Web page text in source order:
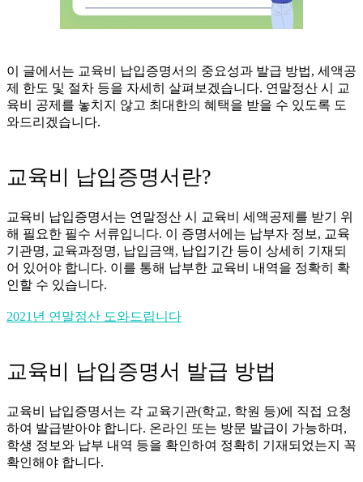
이 글에서는 교육비 납입증명서의 중요성과 발급 방법, 세액공
제 한도 및 절차 등을 자세히 살펴보겠습니다. 연말정산 시 교
육비 공제를 놓치지 않고 최대한의 혜택을 받을 수 있도록 도
와드리겠습니다.
교육비 납입증명서란?
교육비 납입증명서는 연말정산 시 교육비 세액공제를 받기 위
해 필요한 필수 서류입니다. 이 증명서에는 납부자 정보, 교육
기관명, 교육과정명, 납입금액, 납입기간 등이 상세히 기재되
어 있어야 합니다. 이를 통해 납부한 교육비 내역을 정확히 확
인할 수 있습니다.
2021년 연말정산 도와드립니다
교육비 납입증명서 발급 방법
교육비 납입증명서는 각 교육기관(학교, 학원 등)에 직접 요청
하여 발급받아야 합니다. 온라인 또는 방문 발급이 가능하며,
학생 정보와 납부 내역 등을 확인하여 정확히 기재되었는지 꼭
확인해야 합니다.